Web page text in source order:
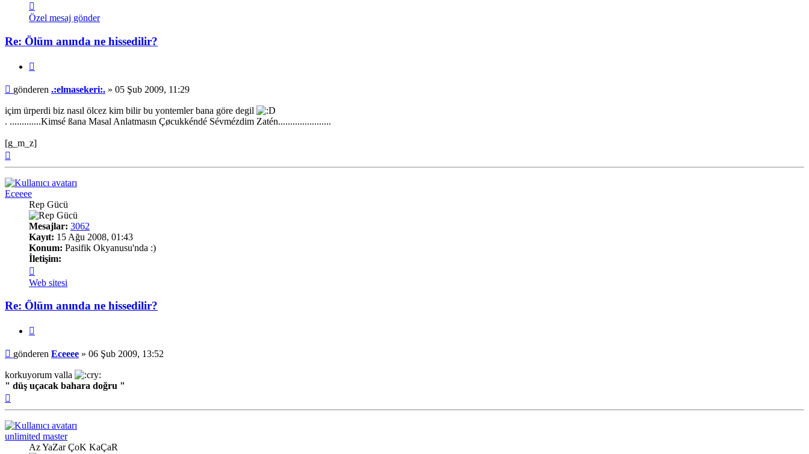
.:elmasekeri:.
Özel mesaj gönder
Re: Ölüm anında ne hissedilir?
Mesaj
gönderen .:elmasekeri:. » 05 Şub 2009, 11:29
içim ürperdi biz nasıl ölcez kim bilir bu yontemler bana göre degil
. .............Kimsé ßana Masal Anlatmasın Çøcukkéndé Sévmézdim Zatén......................
[g_m_z]
Eceeee
Rep Gücü
Mesajlar: 3062
Kayıt: 15 Ağu 2008, 01:43
Konum: Pasifik Okyanusu'nda :)
İletişim:
Eceeee
Web sitesi
Re: Ölüm anında ne hissedilir?
Mesaj
gönderen Eceeee » 06 Şub 2009, 13:52
korkuyorum valla
" düş uçacak bahara doğru "
unlimited master
Az YaZar ÇoK KaÇaR